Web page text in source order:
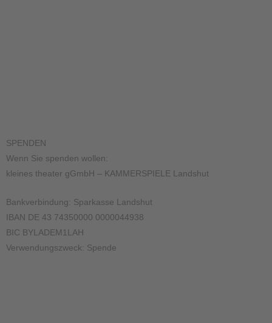
SPENDEN
Wenn Sie spenden wollen:
kleines theater gGmbH – KAMMERSPIELE Landshut
Bankverbindung: Sparkasse Landshut
IBAN DE 43 74350000 0000044938
BIC BYLADEM1LAH
Verwendungszweck: Spende